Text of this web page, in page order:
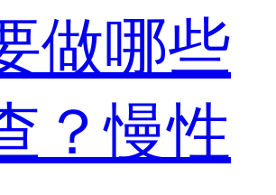
做哪些
？慢性